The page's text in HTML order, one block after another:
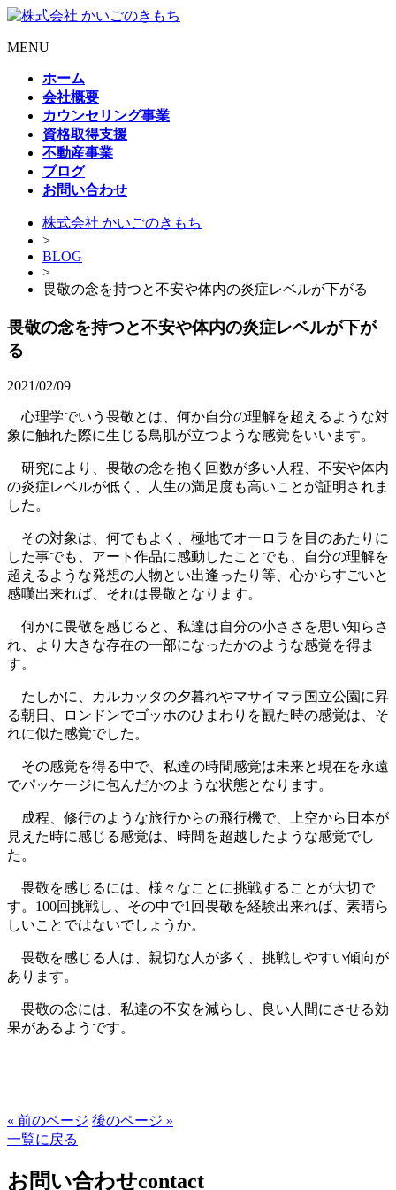
MENU
ホーム
会社概要
カウンセリング事業
資格取得支援
不動産事業
ブログ
お問い合わせ
株式会社 かいごのきもち
>
BLOG
>
畏敬の念を持つと不安や体内の炎症レベルが下がる
畏敬の念を持つと不安や体内の炎症レベルが下が
る
2021/02/09
心理学でいう畏敬とは、何か自分の理解を超えるような対
象に触れた際に生じる鳥肌が立つような感覚をいいます。
研究により、畏敬の念を抱く回数が多い人程、不安や体内
の炎症レベルが低く、人生の満足度も高いことが証明されま
した。
その対象は、何でもよく、極地でオーロラを目のあたりに
した事でも、アート作品に感動したことでも、自分の理解を
超えるような発想の人物とい出逢ったり等、心からすごいと
感嘆出来れば、それは畏敬となります。
何かに畏敬を感じると、私達は自分の小ささを思い知らさ
れ、より大きな存在の一部になったかのような感覚を得ま
す。
たしかに、カルカッタの夕暮れやマサイマラ国立公園に昇
る朝日、ロンドンでゴッホのひまわりを観た時の感覚は、そ
れに似た感覚でした。
その感覚を得る中で、私達の時間感覚は未来と現在を永遠
でパッケージに包んだかのような状態となります。
成程、修行のような旅行からの飛行機で、上空から日本が
見えた時に感じる感覚は、時間を超越したような感覚でし
た。
畏敬を感じるには、様々なことに挑戦することが大切で
す。100回挑戦し、その中で1回畏敬を経験出来れば、素晴ら
しいことではないでしょうか。
畏敬を感じる人は、親切な人が多く、挑戦しやすい傾向が
あります。
畏敬の念には、私達の不安を減らし、良い人間にさせる効
果があるようです。
« 前のページ 後のページ »
一覧に戻る
お問い合わせcontact